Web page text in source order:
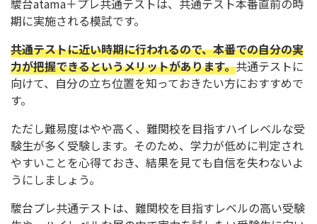
駿台atama＋プレ共通テストは、共通テスト本番直前の時
期に実施される模試です。
共通テストに近い時期に行われるので、本番での自分の実
力が把握できるというメリットがあります。共通テストに
向けて、自分の立ち位置を知っておきたい方におすすめで
す。
ただし難易度はやや高く、難関校を目指すハイレベルな受
験生が多く受験します。そのため、学力が低めに判定され
やすいことを心得ておき、結果を見ても自信を失わないよ
うにしましょう。
駿台プレ共通テストは、難関校を目指すレベルの高い受験